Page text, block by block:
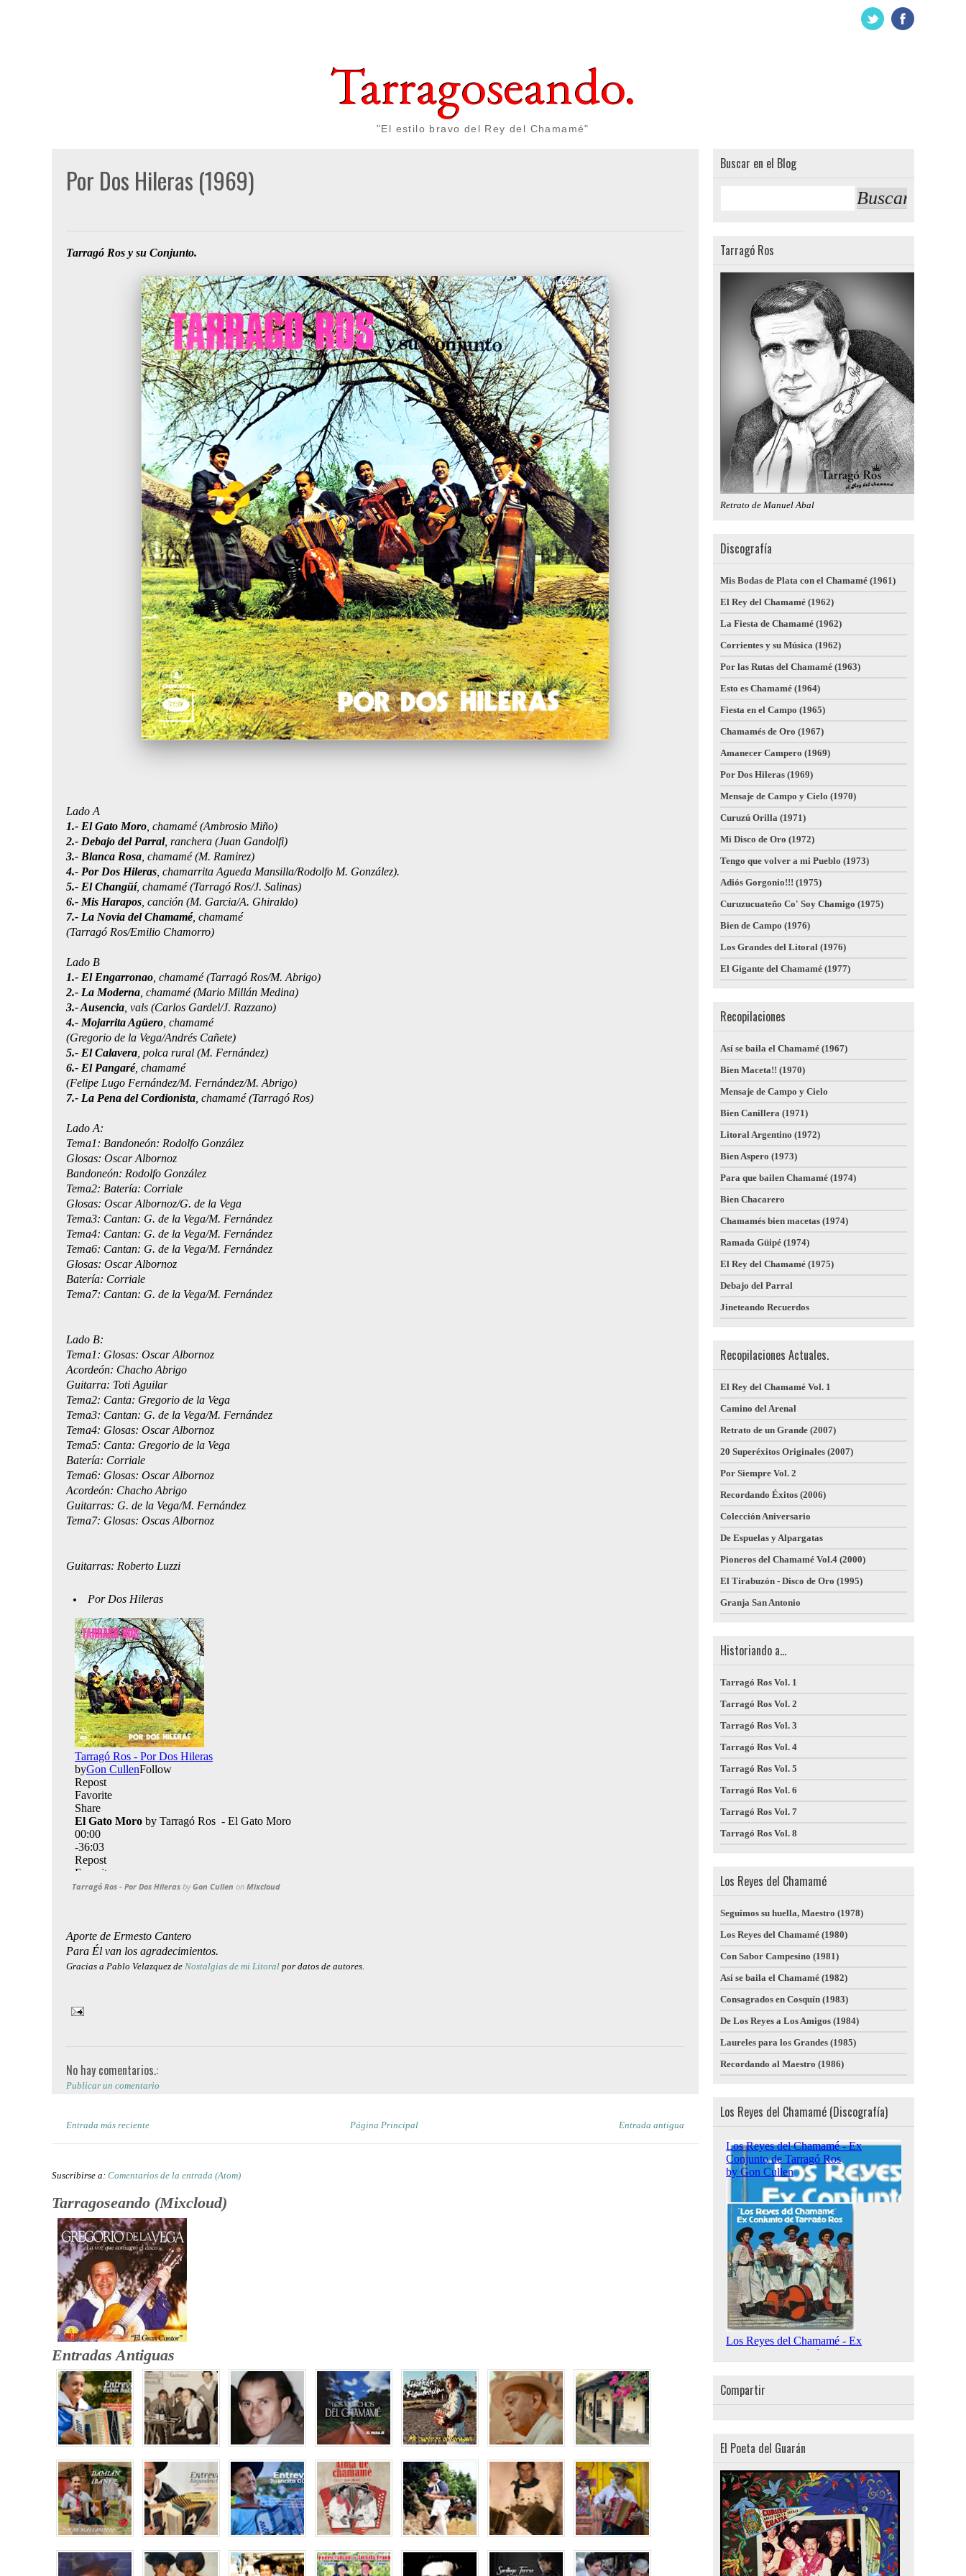
Tarragoseando.
"El estilo bravo del Rey del Chamamé"
Por Dos Hileras (1969)
Tarragó Ros y su Conjunto.
Lado A
1.- El Gato Moro , chamamé (Ambrosio Miño)
2.- Debajo del Parral, ranchera (Juan Gandolfi)
3.- Blanca Rosa , chamamé (M. Ramirez)
4.- Por Dos Hileras , chamarrita Agueda Mansilla/Rodolfo M. González).
5.- El Changüí, chamamé (Tarragó Ros/J. Salinas)
6.- Mis Harapos , canción (M. Garcia/A. Ghiraldo)
7.- La Novia del Chamamé, chamamé
(Tarragó Ros/Emilio Chamorro)
Lado B
1.- El Engarronao , chamamé (Tarragó Ros/M. Abrigo)
2.- La Moderna , chamamé (Mario Millán Medina)
3.- Ausencia , vals (Carlos Gardel/J. Razzano)
4.- Mojarrita Agüero , chamamé
(Gregorio de la Vega/Andrés Cañete)
5.- El Calavera , polca rural (M. Fernández)
6.- El Pangaré, chamamé
(Felipe Lugo Fernández/M. Fernández/M. Abrigo)
7.- La Pena del Cordionista , chamamé (Tarragó Ros)
Lado A:
Tema1: Bandoneón: Rodolfo González
Glosas: Oscar Albornoz
Bandoneón: Rodolfo González
Tema2: Batería: Corriale
Glosas: Oscar Albornoz/G. de la Vega
Tema3: Cantan: G. de la Vega/M. Fernández
Tema4: Cantan: G. de la Vega/M. Fernández
Tema6: Cantan: G. de la Vega/M. Fernández
Glosas: Oscar Albornoz
Batería: Corriale
Tema7: Cantan: G. de la Vega/M. Fernández
Lado B:
Tema1: Glosas: Oscar Albornoz
Acordeón: Chacho Abrigo
Guitarra: Toti Aguilar
Tema2: Canta: Gregorio de la Vega
Tema3: Cantan: G. de la Vega/M. Fernández
Tema4: Glosas: Oscar Albornoz
Tema5: Canta: Gregorio de la Vega
Batería: Corriale
Tema6: Glosas: Oscar Albornoz
Acordeón: Chacho Abrigo
Guitarras: G. de la Vega/M. Fernández
Tema7: Glosas: Oscas Albornoz
Guitarras: Roberto Luzzi
Por Dos Hileras
Tarragó Ros - Por Dos Hileras byGon Cullen on Mixcloud
Aporte de Ermesto Cantero
Para Él van los agradecimientos.
Gracias a Pablo Velazquez de Nostalgias de mi Litoral por datos de autores.
No hay comentarios.:
Publicar un comentario
Entrada más reciente Entrada antigua
Página Principal
Suscribirse a: Comentarios de la entrada (Atom)
Tarragoseando (Mixcloud)
Entradas Antiguas
Buscar en el Blog
Tarragó Ros
Retrato de Manuel Abal
Discografía
Mis Bodas de Plata con el Chamamé (1961)
El Rey del Chamamé (1962)
La Fiesta de Chamamé (1962)
Corrientes y su Música (1962)
Por las Rutas del Chamamé (1963)
Esto es Chamamé (1964)
Fiesta en el Campo (1965)
Chamamés de Oro (1967)
Amanecer Campero (1969)
Por Dos Hileras (1969)
Mensaje de Campo y Cielo (1970)
Curuzú Orilla (1971)
Mi Disco de Oro (1972)
Tengo que volver a mi Pueblo (1973)
Adiós Gorgonio!!! (1975)
Curuzucuateño Co' Soy Chamigo (1975)
Bien de Campo (1976)
Los Grandes del Litoral (1976)
El Gigante del Chamamé (1977)
Recopilaciones
Así se baila el Chamamé (1967)
Bien Maceta!! (1970)
Mensaje de Campo y Cielo
Bien Canillera (1971)
Litoral Argentino (1972)
Bien Aspero (1973)
Para que bailen Chamamé (1974)
Bien Chacarero
Chamamés bien macetas (1974)
Ramada Güipé (1974)
El Rey del Chamamé (1975)
Debajo del Parral
Jineteando Recuerdos
Recopilaciones Actuales.
El Rey del Chamamé Vol. 1
Camino del Arenal
Retrato de un Grande (2007)
20 Superéxitos Originales (2007)
Por Siempre Vol. 2
Recordando Éxitos (2006)
Colección Aniversario
De Espuelas y Alpargatas
Pioneros del Chamamé Vol.4 (2000)
El Tirabuzón - Disco de Oro (1995)
Granja San Antonio
Historiando a...
Tarragó Ros Vol. 1
Tarragó Ros Vol. 2
Tarragó Ros Vol. 3
Tarragó Ros Vol. 4
Tarragó Ros Vol. 5
Tarragó Ros Vol. 6
Tarragó Ros Vol. 7
Tarragó Ros Vol. 8
Los Reyes del Chamamé
Seguimos su huella, Maestro (1978)
Los Reyes del Chamamé (1980)
Con Sabor Campesino (1981)
Así se baila el Chamamé (1982)
Consagrados en Cosquín (1983)
De Los Reyes a Los Amigos (1984)
Laureles para los Grandes (1985)
Recordando al Maestro (1986)
Los Reyes del Chamamé (Discografía)
Compartir
El Poeta del Guarán